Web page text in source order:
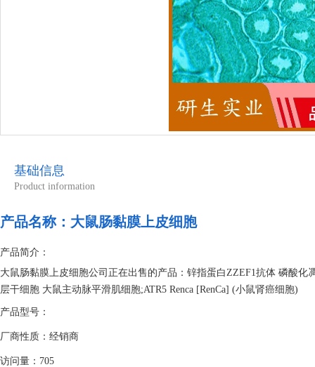
基础信息
Product information
产品名称： 大鼠肠黏膜上皮细胞
产品简介：
大鼠肠黏膜上皮细胞公司正在出售的产品：锌指蛋白ZZEF1抗体 磷酸
层干细胞 大鼠主动脉平滑肌细胞;ATR5 Renca [RenCa] (小鼠肾癌细胞)
产品型号：
厂商性质：经销商
访问量：705